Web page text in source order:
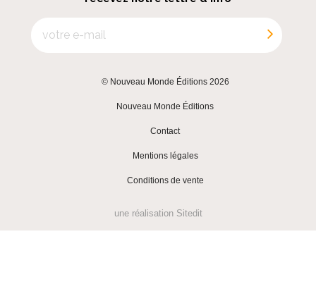
© Nouveau Monde Éditions 2026
Nouveau Monde Éditions
Contact
Mentions légales
Conditions de vente
une réalisation Sitedit